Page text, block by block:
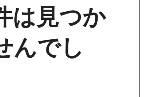
は見つか
んでし